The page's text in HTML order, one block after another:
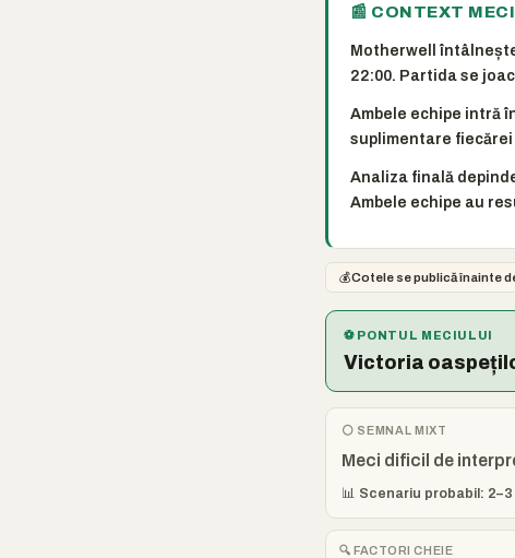
📰 CONTEXT MECI
Motherwell
22:00. Partida se
Ambele echipe intră
suplimentare
Analiza finală
Ambele echipe au
💰Cotele se publică înainte
⚽ PONTUL MECIULUI
Victoria
⚪ SEMNAL MIXT
Meci dificil de
📊 Scenariu probabil:
🔍 FACTORI CHEIE